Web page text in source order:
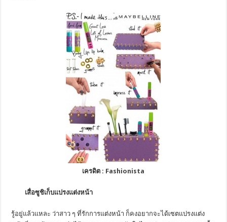
เครดิต : Fashionista
เสื่อซูชิเก็บแปรงแต่งหน้า
รู้อยู่แล้วแหละ ว่าสาว ๆ ที่รักการแต่งหน้า ก็คงอยากจะได้เซตแปรงแต่ง